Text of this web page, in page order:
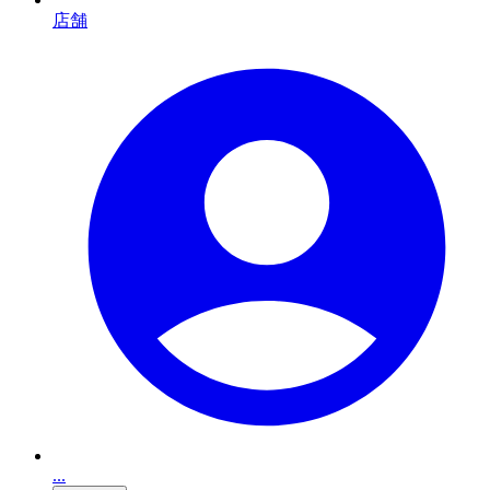
店舗
...